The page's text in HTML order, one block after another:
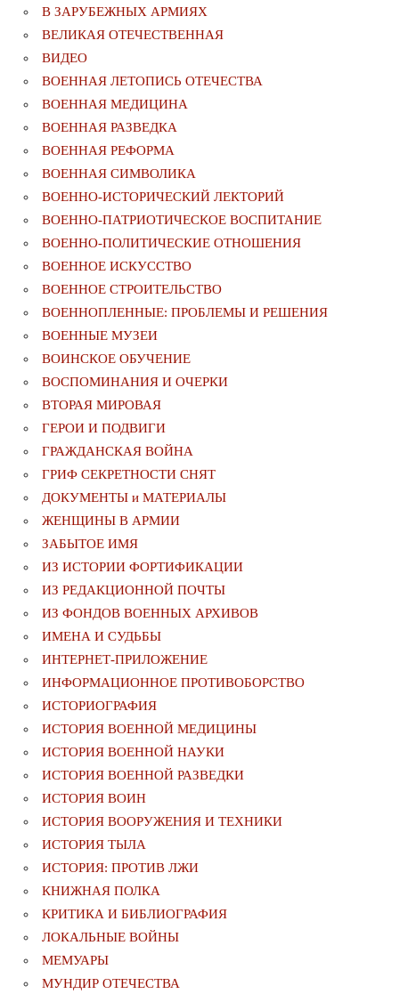
В ЗАРУБЕЖНЫХ АРМИЯХ
ВЕЛИКАЯ ОТЕЧЕСТВЕННАЯ
ВИДЕО
ВОЕННАЯ ЛЕТОПИСЬ ОТЕЧЕСТВА
ВОЕННАЯ МЕДИЦИНА
ВОЕННАЯ РАЗВЕДКА
ВОЕННАЯ РЕФОРМА
ВОЕННАЯ СИМВОЛИКА
ВОЕННО-ИСТОРИЧЕСКИЙ ЛЕКТОРИЙ
ВОЕННО-ПАТРИОТИЧЕСКОЕ ВОСПИТАНИЕ
ВОЕННО-ПОЛИТИЧЕСКИE ОТНОШЕНИЯ
ВОЕННОЕ ИСКУССТВО
ВОЕННОЕ СТРОИТЕЛЬСТВО
ВОЕННОПЛЕННЫЕ: ПРОБЛЕМЫ И РЕШЕНИЯ
ВОЕННЫЕ МУЗЕИ
ВОИНСКОЕ ОБУЧЕНИЕ
ВОСПОМИНАНИЯ И ОЧЕРКИ
ВТОРАЯ МИРОВАЯ
ГЕРОИ И ПОДВИГИ
ГРАЖДАНСКАЯ ВОЙНА
ГРИФ СЕКРЕТНОСТИ СНЯТ
ДОКУМЕНТЫ и МАТЕРИАЛЫ
ЖЕНЩИНЫ В АРМИИ
ЗАБЫТОЕ ИМЯ
ИЗ ИСТОРИИ ФОРТИФИКАЦИИ
ИЗ РЕДАКЦИОННОЙ ПОЧТЫ
ИЗ ФОНДОВ ВОЕННЫХ АРХИВОВ
ИМЕНА И СУДЬБЫ
ИНТЕРНЕТ-ПРИЛОЖЕНИЕ
ИНФОРМАЦИОННОЕ ПРОТИВОБОРСТВО
ИСТОРИОГРАФИЯ
ИСТОРИЯ ВОЕННОЙ МЕДИЦИНЫ
ИСТОРИЯ ВОЕННОЙ НАУКИ
ИСТОРИЯ ВОЕННОЙ РАЗВЕДКИ
ИСТОРИЯ ВОИН
ИСТОРИЯ ВООРУЖЕНИЯ И ТЕХНИКИ
ИСТОРИЯ ТЫЛА
ИСТОРИЯ: ПРОТИВ ЛЖИ
КНИЖНАЯ ПОЛКА
КРИТИКА И БИБЛИОГРАФИЯ
ЛОКАЛЬНЫЕ ВОЙНЫ
МЕМУАРЫ
МУНДИР ОТЕЧЕСТВА